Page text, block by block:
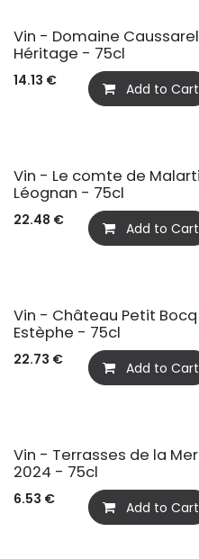
Vin - Domaine
Héritage - 75cl
14.13 € Add to Cart
Vin - Le comte de
Léognan - 75cl
22.48 € Add to Cart
Vin - Château Petit
Estèphe - 75cl
22.73 € Add to Cart
Vin - Terrasses de la
2024 - 75cl
6.53 € Add to Cart